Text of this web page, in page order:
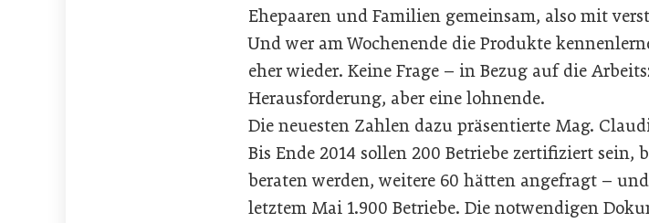
Ehepaaren und Familien gemeinsam, also mit
Und wer am Wochenende die Produkte
eher wieder. Keine Frage – in Bezug auf die
Herausforderung, aber eine lohnende.
Die neuesten Zahlen dazu präsentierte Mag.
Bis Ende 2014 sollen 200 Betriebe zertifiziert sein,
beraten werden, weitere 60 hätten angefragt –
letztem Mai 1.900 Betriebe. Die notwendigen